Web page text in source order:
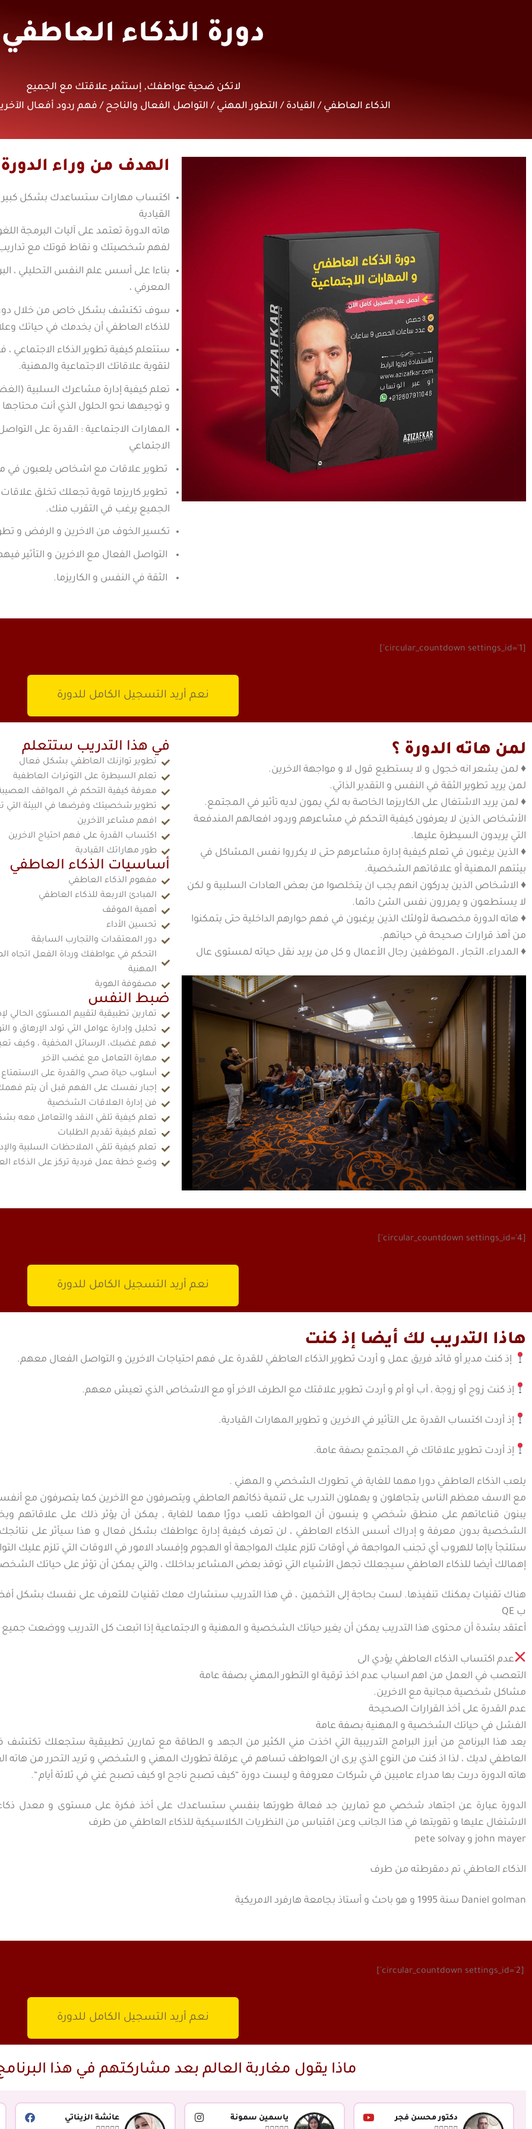
دورة الذكاء العاطفي
لاتكن ضحية عواطفك, إستثمر علاقتك مع الجميع
الذكاء العاطفي / القيادة / التطور المهني / التواصل الفعال والناجح / فهم ردود أفعال
الهدف من وراء
اكتساب مهارات ستساعدك بشكل كبير
القيادية
لفهم شخصيتك و نقاط قوتك مع تداريب
بناءا على أسس علم النفس التحليلي ،
المعرفي ،
سوف تكتشف بشكل خاص من خلال دورة
للذكاء العاطفي أن يخدمك في حياتك
ستتعلم كيفية تطوير الذكاء الاجتماعي ،
لتقوية علاقاتك الاجتماعية والمهنية.
تعلم كيفية إدارة مشاعرك السلبية
و توجيهها نحو الحلول الذي أنت
المهارات الاجتماعية : القدرة على
الاجتماعي
تطوير علاقات مع اشخاص يلعبون في
تطوير كاريزما قوية تجعلك تخلق
الجميع يرغب في التقرب منك.
تكسير الخوف من الاخرين و الرفض و
التواصل الفعال مع الاخرين و التأثير
الثقة في النفس و الكاريزما.
[circular_countdown settings_id='1']
نعم أريد التسجيل الكامل للدورة
لمن هاته الدورة ؟
♦ لمن يشعر انه خجول و لا يستطيع قول لا و مواجهة الاخرين.
لمن يريد تطوير الثقة في النفس و التقدير الذاتي.
♦ لمن يريد الاشتغال على الكاريزما الخاصة به لكي يمون لديه تأثير في المجتمع.
الأشخاص الذين لا يعرفون كيفية التحكم في مشاعرهم وردود افعالهم المندفعة
التي يريدون السيطرة عليها.
♦ الذين يرغبون في تعلم كيفية إدارة مشاعرهم حتى لا يكرروا نفس المشاكل في
بيئتهم المهنية أو علاقاتهم الشخصية.
♦ الاشخاص الذين يدركون انهم يجب ان يتخلصوا من بعض العادات السلبية و لكن
لا يستطعون و يمررون نفس الشئ دائما.
♦ هاته الدورة مخصصة لأولئك الذين يرغبون في فهم حوارهم الداخلية حتى يتمكنوا
من أهذ قرارات صحيحة في حياتهم.
♦ المدراء، التجار ، الموظفين رجال الأعمال و كل من يريد نقل حياته لمستوى عال
في هذا التدريب ستتعلم
تطوير توازنك العاطفي بشكل فعال
تعلم السيطرة على التوترات العاطفية
معرفة كيفية التحكم في المواقف
تطوير شخصيتك وفرضها في البيئة التي
افهم مشاعر الآخرين
اكتساب القدرة على فهم احتياج الاخرين
طور مهاراتك القيادية
أساسيات الذكاء العاطفي
مفهوم الذكاء العاطفي
المبادئ الاربعة للذكاء العاطفي
أهمية الموقف
تحسين الأداء
دور المعتقدات والتجارب السابقة
التحكم في عواطفك ورداة الفعل اتجاه
المهنية
مصفوفة الهوية
ضبط النفس
تمارين تطبيقية لتقييم المستوى
تحليل وإدارة عوامل التي تولد الإرهاق و
فهم غضبك، الرسائل المخفية ، وكيف
مهارة التعامل مع غضب الآخر
أسلوب حياة صحي والقدرة على الاستمتاع
إجبار نفسك على الفهم قبل أن يتم
فن إدارة العلاقات الشخصية
تعلم كيفية تلقي النقد والتعامل معه
تعلم كيفية تقديم الطلبات
تعلم كيفية تلقي الملاحظات السلبية
وضع خطة عمل فردية تركز على الذكاء
[circular_countdown settings_id='4']
نعم أريد التسجيل الكامل للدورة
هاذا التدريب لك أيضا إذ كنت
إذ كنت مدير أو قائد فريق عمل و أردت تطوير الذكاء العاطفي للقدرة على فهم احتياجات الاخرين و التواصل الفعال معهم.
إذ كنت زوج أو زوجة ، أب أو أم و أردت تطوير علاقتك مع الطرف الاخر أو مع الاشخاص الذي تعيش معهم.
إذ أردت اكتساب القدرة على التأثير في الاخرين و تطوير المهارات القيادية.
إذ أردت تطوير علاقاتك في المجتمع بصفة عامة.
يلعب الذكاء العاطفي دورا مهما للغاية في تطورك الشخصي و المهني .
مع الاسف معظم الناس يتجاهلون و يهملون التدرب على تنمية ذكائهم العاطفي ويتصرفون مع الآخرين كما يتصرفون مع
يبنون قناعاتهم على منطق شخصي و ينسون أن العواطف تلعب دورًا مهما للغاية , يمكن أن يؤثر ذلك على علاقاتهم
الشخصية بدون معرفة و إدراك أسس الذكاء العاطفي ، لن تعرف كيفية إدارة عواطفك بشكل فعال و هذا سيأثر على نتائجك ،
ستلتجأ ياإما للهروب أي تجنب المواجهة في أوقات تلزم عليك المواجهة أو الهجوم وإفساد الامور في الاوقات التي تلزم عليك
إهمالك أيضا للذكاء العاطفي سيجعلك تجهل الأشياء التي توقذ بعض المشاعر بداخلك ، والتي يمكن أن تؤثر على حياتك
هناك تقنيات يمكنك تنفيذها. لست بحاجة إلى التخمين ، في هذا التدريب سنشارك معك تقنيات للتعرف على نفسك بشكل
ب QE
أعتقد بشدة أن محتوى هذا التدريب يمكن أن يغير حياتك الشخصية و المهنية و الاجتماعية إذا اتبعت كل التدريب ووضعت جميع
عدم اكتساب الذكاء العاطفي يؤدي الى
التعصب في العمل من اهم اسباب عدم اخذ ترقية او التطور المهني بصفة عامة
مشاكل شخصية مجانية مع الاخرين.
عدم القدرة على أخذ القرارات الصحيحة
الفشل في حياتك الشخصية و المهنية بصفة عامة
يعد هذا البرنامج من أبرز البرامج التدريبية التي اخذت مني الكثير من الجهد و الطاقة مع تمارين تطبيقية ستجعلك
العاطفي لديك ، لذا اذ كنت من النوع الذي يرى ان العواطف تساهم في عرقلة تطورك المهني و الشخصي و تريد التحرر من هاته
هاته الدورة دربت بها مدراء عاميين في شركات معروفة و ليست دورة “كيف تصبح ناجح او كيف تصبح غني في ثلاثة أيام “.
الدورة عبارة عن اجتهاد شخصي مع تمارين جد فعالة طورتها بنفسي ستساعدك على أخذ فكرة على مستوى و معدل
الاشتغال عليها و تقويتها في هذا الجانب وعن اقتباس من النظريات الكلاسيكية للذكاء العاطفي من طرف
الذكاء العاطفي تم دمقرطته من طرف
[circular_countdown settings_id='2']
نعم أريد التسجيل الكامل للدورة
ماذا يقول مغاربة العالم بعد مشاركتهم في هذا
دكتور محسن فجر
ياسمين سمونة
عائشة الزيناتي